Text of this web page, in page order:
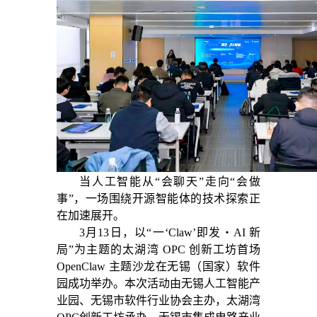
当人工智能从“会聊天”走向“会做
事”，一场围绕开源智能体的技术探索正
在加速展开。
3月13日，以“一‘Claw’即发・AI 新
局”为主题的太湖湾 OPC 创新工坊首场
OpenClaw 主题沙龙在无锡（国家）软件
园成功举办。本次活动由无锡人工智能产
业园、无锡市软件行业协会主办，太湖湾